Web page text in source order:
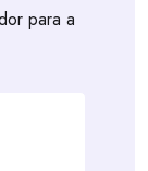
para a